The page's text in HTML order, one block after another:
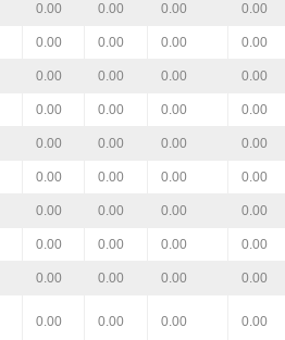
0.00 0.00 0.00 0.00
0.00 0.00 0.00 0.00
0.00 0.00 0.00 0.00
0.00 0.00 0.00 0.00
0.00 0.00 0.00 0.00
0.00 0.00 0.00 0.00
0.00 0.00 0.00 0.00
0.00 0.00 0.00 0.00
0.00 0.00 0.00 0.00
0.00 0.00 0.00 0.00